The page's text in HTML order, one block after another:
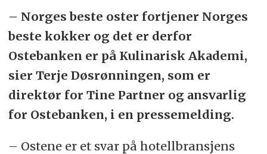
– Norges beste oster fortjener Norges
beste kokker og det er derfor
Ostebanken er på Kulinarisk Akademi,
sier Terje Døsrønningen, som er
direktør for Tine Partner og ansvarlig
for Ostebanken, i en pressemelding.
– Ostene er et svar på hotellbransjens